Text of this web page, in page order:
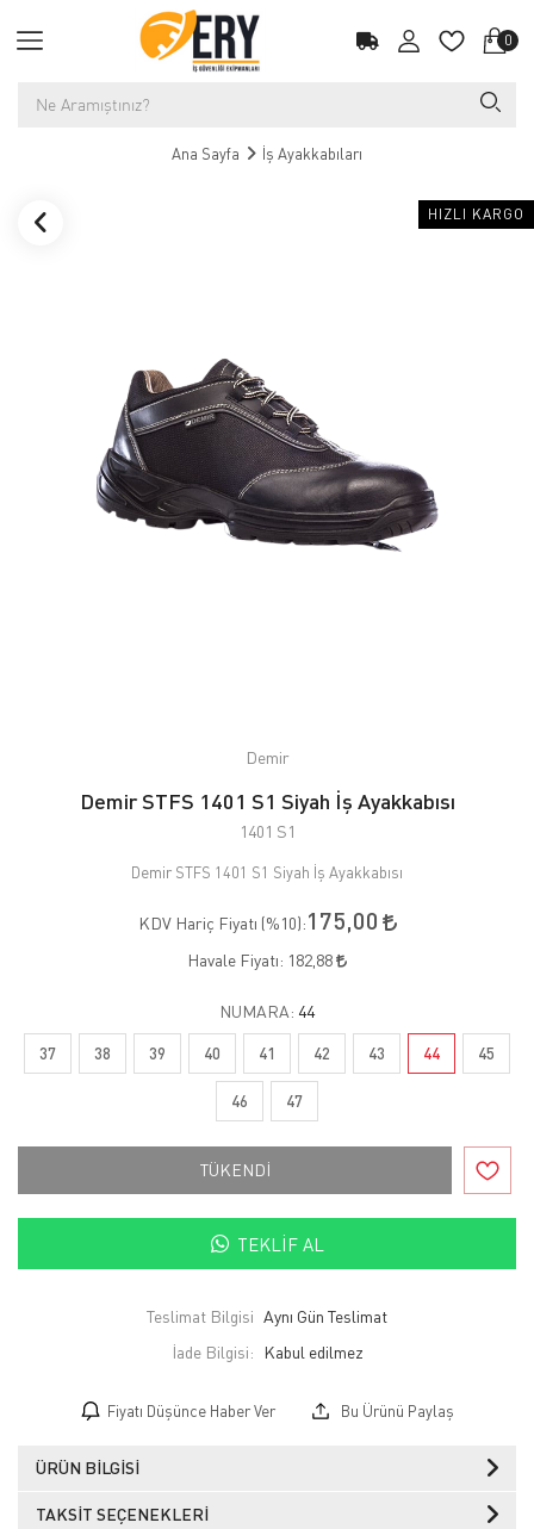
0
Ana Sayfa İş Ayakkabıları
HIZLI KARGO
Demir
Demir STFS 1401 S1 Siyah İş Ayakkabısı
1401 S1
Demir STFS 1401 S1 Siyah İş Ayakkabısı
KDV Hariç Fiyatı (%10):175,00
Havale Fiyatı: 182,88
NUMARA: 44
37 38 39 40 41 42 43 44 45
46 47
TÜKENDİ
TEKLIF AL
Teslimat Bilgisi Aynı Gün Teslimat
İade Bilgisi:
Fiyatı Düşünce Haber Ver Bu Ürünü Paylaş
ÜRÜN BILGISI
TAKSIT SEÇENEKLERI